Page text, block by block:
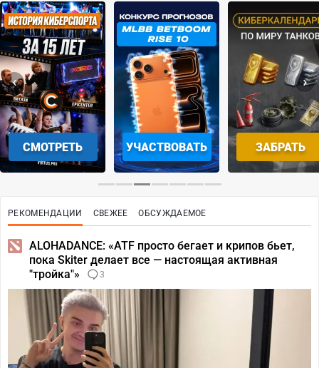
СМОТРЕТЬ УЧАСТВОВАТЬ ЗАБРАТЬ
‹ ›
РЕКОМЕНДАЦИИ СВЕЖЕЕ ОБСУЖДАЕМОЕ
ALOHADANCE: «ATF просто бегает и крипов бьет,
пока Skiter делает все — настоящая активная
"тройка"»
3